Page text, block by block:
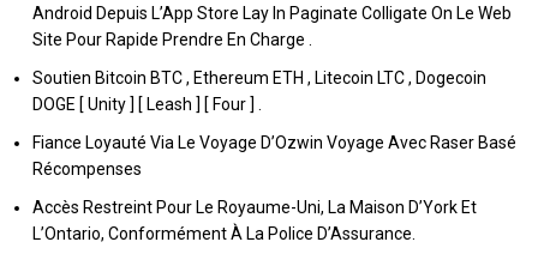
Android Depuis L’App Store Lay In Paginate Colligate On Le Web
Site Pour Rapide Prendre En Charge .
Soutien Bitcoin BTC , Ethereum ETH , Litecoin LTC , Dogecoin
DOGE [ Unity ] [ Leash ] [ Four ] .
Fiance Loyauté Via Le Voyage D’Ozwin Voyage Avec Raser Basé
Récompenses
Accès Restreint Pour Le Royaume-Uni, La Maison D’York Et
L’Ontario, Conformément À La Police D’Assurance.